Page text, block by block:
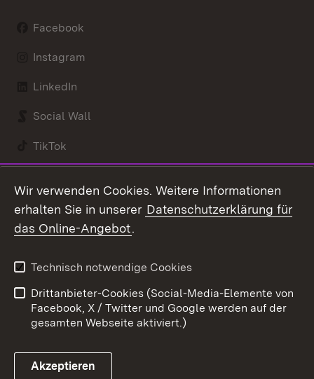
Facebook
Instagram
LinkedIn
Social Wall
TikTok
Link zum Landesportal
Kontakt
Barrierefreiheit
Impressum
Cookies
Wir verwenden Cookies. Weitere Informationen
erhalten Sie in unserer Datenschutzerklärung für
das Online-Angebot.
Technisch notwendige Cookies
Drittanbieter-Cookies (Social-Media-Elemente von
Facebook, X / Twitter und Google werden auf der
gesamten Webseite aktiviert.)
Akzeptieren